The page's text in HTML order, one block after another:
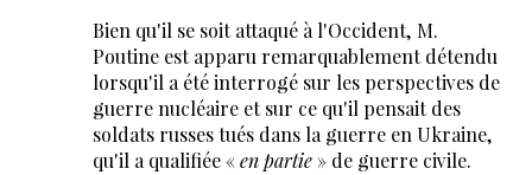
Bien qu'il se soit attaqué à l'Occident, M.
Poutine est apparu remarquablement détendu
lorsqu'il a été interrogé sur les perspectives de
guerre nucléaire et sur ce qu'il pensait des
soldats russes tués dans la guerre en Ukraine,
qu'il a qualifiée «en partie» de guerre civile.